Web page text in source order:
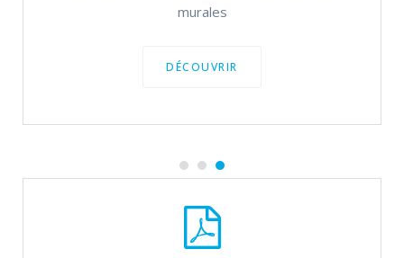
murales
DÉCOUVRIR